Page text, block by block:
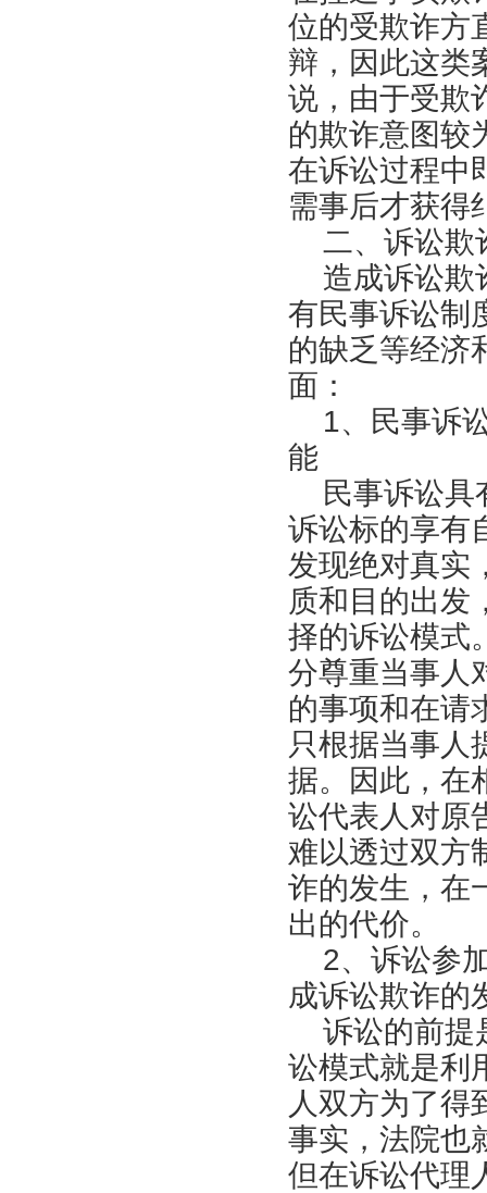
位的受欺诈方
辩，因此这类
说，由于受欺
的欺诈意图较
在诉讼过程中
需事后才获得
二、诉讼欺
造成诉讼欺
有民事诉讼制
的缺乏等经济
面：
1、民事诉
能
民事诉讼具
诉讼标的享有
发现绝对真实
质和目的出发
择的诉讼模式
分尊重当事人
的事项和在请
只根据当事人
据。因此，在
讼代表人对原
难以透过双方
诈的发生，在
出的代价。
2、诉讼参
成诉讼欺诈的
诉讼的前提
讼模式就是利
人双方为了得
事实，法院也
但在诉讼代理